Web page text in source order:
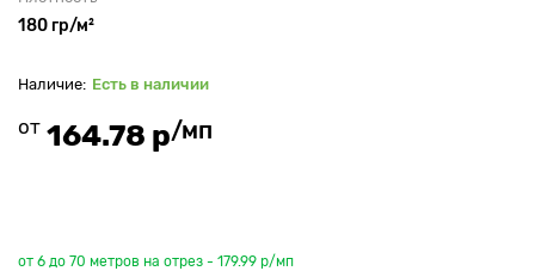
180 гр/м²
Есть в наличии
от 164.78 р/мп
от 6 до 70 метров на отрез - 179.99 р/мп